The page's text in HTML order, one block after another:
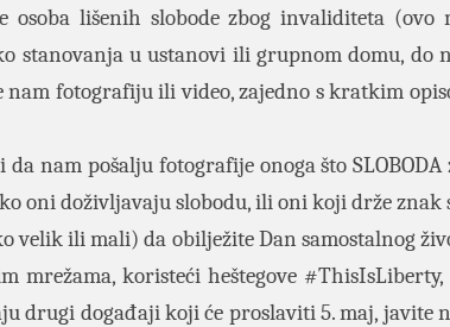
osoba lišenih slobode zbog invaliditeta (ovo
stanovanja u ustanovi ili grupnom domu, do
nam fotografiju ili video, zajedno s kratkim
nam pošalju fotografije onoga što
oni doživljavaju slobodu, ili oni koji drže znak
velik ili mali) da obilježite Dan samostalnog
mrežama, koristeći heštegove
drugi događaji koji će proslaviti 5. maj, javite